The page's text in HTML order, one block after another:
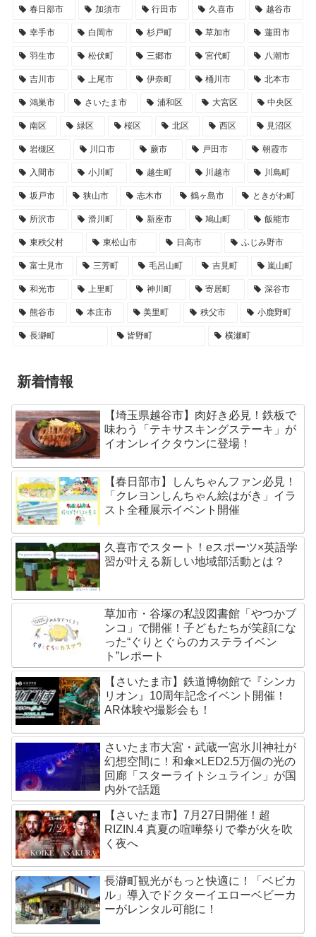
春日部市 加須市 行田市 久喜市 越谷市
幸手市 白岡市 杉戸町 草加市 蓮田市
羽生市 松伏町 三郷市 宮代町 八潮市
吉川市 上尾市 伊奈町 桶川市 北本市
鴻巣市 さいたま市 浦和区 大宮区 中央区
南区 緑区 桜区 北区 西区 見沼区
岩槻区 川口市 蕨市 戸田市 朝霞市
入間市 小川町 越生町 川越市 川島町
坂戸市 狭山市 志木市 鶴ヶ島市 ときがわ町
所沢市 滑川町 新座市 鳩山町 飯能市
東秩父村 東松山市 日高市 ふじみ野市
富士見市 三芳町 毛呂山町 吉見町 嵐山町
和光市 上里町 神川町 寄居町 深谷市
熊谷市 本庄市 美里町 秩父市 小鹿野町
長瀞町 皆野町 横瀬町
新着情報
【埼玉県越谷市】肉好き必見！鉄板で
味わう「テキサスキングステーキ」が
イオンレイクタウンに登場！
【春日部市】しんちゃんファン必見！
「クレヨンしんちゃん絵はがき」イラ
スト全種展示イベント開催
久喜市でスタート！eスポーツ×英語学
習が叶える新しい地域部活動とは？
草加市・谷塚の私設図書館「やつかブ
ンコ」で開催！子どもたちが笑顔にな
った“ぐりとぐらのカステライベン
ト”レポート
【さいたま市】鉄道博物館で『シンカ
リオン』10周年記念イベント開催！
AR体験や撮影会も！
さいたま市大宮・武蔵一宮氷川神社が
幻想空間に！和傘×LED2.5万個の光の
回廊「スターライトシュライン」が国
内外で話題
【さいたま市】7月27日開催！超
RIZIN.4 真夏の喧嘩祭りで拳が火を吹
く夜へ
長瀞町観光がもっと快適に！「ベビカ
ル」導入でドクターイエローベビーカ
ーがレンタル可能に！